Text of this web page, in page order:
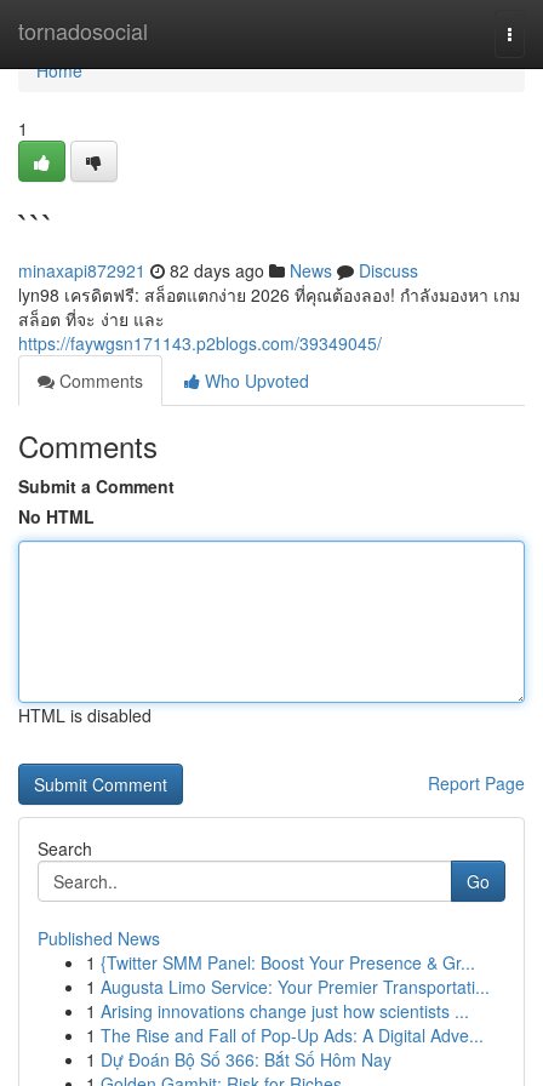
tornadosocial
Home
Home
1
```
minaxapi872921 82 days ago News
Discuss
lyn98 เครดิตฟรี: สล็อตแตกง่าย 2026 ที่คุณต้องลอง! กำลังมองหา เกม
สล็อต ที่จะ ง่าย และ
https://faywgsn171143.p2blogs.com/39349045/
Comments
Who Upvoted
Comments
Submit a Comment
No HTML
HTML is disabled
Report Page
Search
Go
Published News
1 {Twitter SMM Panel: Boost Your Presence & Gr...
1 Augusta Limo Service: Your Premier Transportati...
1 Arising innovations change just how scientists ...
1 The Rise and Fall of Pop-Up Ads: A Digital Adve...
1 Dự Đoán Bộ Số 366: Bắt Số Hôm Nay